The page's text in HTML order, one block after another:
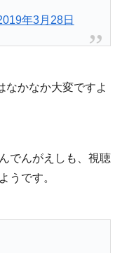
年3月28日
なかなか大変ですよ
でんがえしも、視聴
うです。